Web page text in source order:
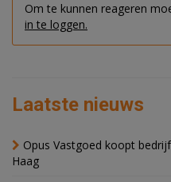
Om te kunnen reageren
in te loggen.
Laatste nieuws
Opus Vastgoed koopt
Haag